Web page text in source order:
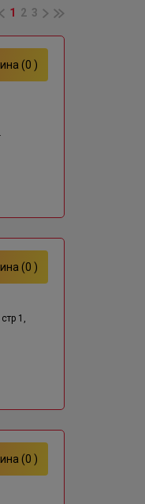
1 2 3
(0 )
(0 )
1,
(0 )